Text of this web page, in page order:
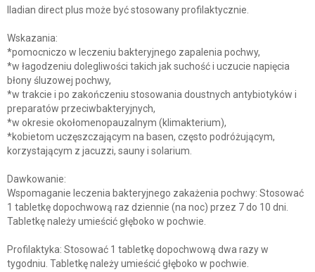
Iladian direct plus może być stosowany profilaktycznie.
Wskazania:
*pomocniczo w leczeniu bakteryjnego zapalenia pochwy,
*w łagodzeniu dolegliwości takich jak suchość i uczucie napięcia
błony śluzowej pochwy,
*w trakcie i po zakończeniu stosowania doustnych antybiotyków i
preparatów przeciwbakteryjnych,
*w okresie okołomenopauzalnym (klimakterium),
*kobietom uczęszczającym na basen, często podróżującym,
korzystającym z jacuzzi, sauny i solarium.
Dawkowanie:
Wspomaganie leczenia bakteryjnego zakażenia pochwy: Stosować
1 tabletkę dopochwową raz dziennie (na noc) przez 7 do 10 dni.
Tabletkę należy umieścić głęboko w pochwie.
Profilaktyka: Stosować 1 tabletkę dopochwową dwa razy w
tygodniu. Tabletkę należy umieścić głęboko w pochwie.